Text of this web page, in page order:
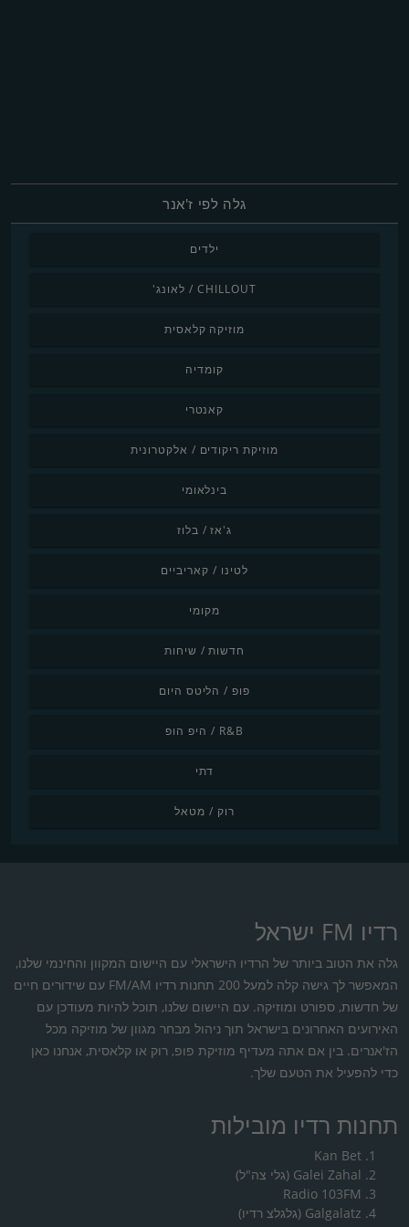
גלה לפי ז'אנר
ילדים
CHILLOUT / לאונג'
מוזיקה קלאסית
קומדיה
קאנטרי
מוזיקת ריקודים / אלקטרונית
בינלאומי
ג'אז / בלוז
לטינו / קאריביים
מקומי
חדשות / שיחות
פופ / הליטס היום
R&B / היפ הופ
דתי
רוק / מטאל
רדיו FM ישראל
גלה את הטוב ביותר של הרדיו הישראלי עם היישום המקוון והחינמי שלנו,
המאפשר לך גישה קלה למעל 200 תחנות רדיו FM/AM עם שידורים חיים
של חדשות, ספורט ומוזיקה. עם היישום שלנו, תוכל להיות מעודכן עם
האירועים האחרונים בישראל תוך ניהול מבחר מגוון של מוזיקה מכל
הז'אנרים. בין אם אתה מעדיף מוזיקת פופ, רוק או קלאסית, אנחנו כאן
כדי להפעיל את הטעם שלך.
תחנות רדיו מובילות
Kan Bet
Galei Zahal (גלי צה"ל)
Radio 103FM
Galgalatz (גלגלצ רדיו)